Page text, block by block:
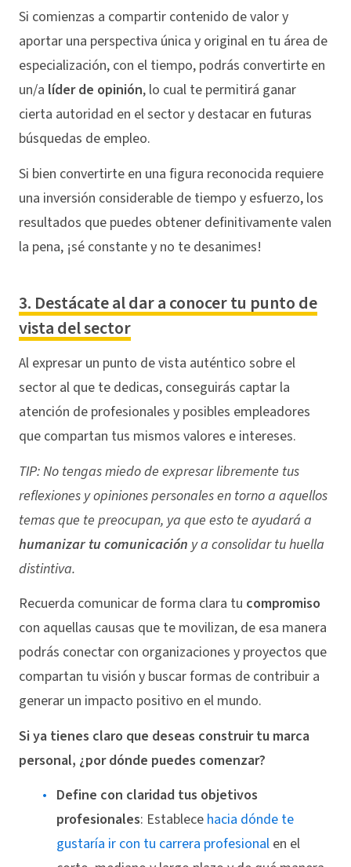
Si comienzas a compartir contenido de valor y
aportar una perspectiva única y original en tu área de
especialización, con el tiempo, podrás convertirte en
un/a líder de opinión, lo cual te permitirá ganar
cierta autoridad en el sector y destacar en futuras
búsquedas de empleo.
Si bien convertirte en una figura reconocida requiere
una inversión considerable de tiempo y esfuerzo, los
resultados que puedes obtener definitivamente valen
la pena, ¡sé constante y no te desanimes!
3. Destácate al dar a conocer tu punto de
vista del sector
Al expresar un punto de vista auténtico sobre el
sector al que te dedicas, conseguirás captar la
atención de profesionales y posibles empleadores
que compartan tus mismos valores e intereses.
TIP: No tengas miedo de expresar libremente tus
reflexiones y opiniones personales en torno a aquellos
temas que te preocupan, ya que esto te ayudará a
humanizar tu comunicación y a consolidar tu huella
distintiva.
Recuerda comunicar de forma clara tu compromiso
con aquellas causas que te movilizan, de esa manera
podrás conectar con organizaciones y proyectos que
compartan tu visión y buscar formas de contribuir a
generar un impacto positivo en el mundo.
Si ya tienes claro que deseas construir tu marca
personal, ¿por dónde puedes comenzar?
Define con claridad tus objetivos
profesionales: Establece hacia dónde te
gustaría ir con tu carrera profesional en el